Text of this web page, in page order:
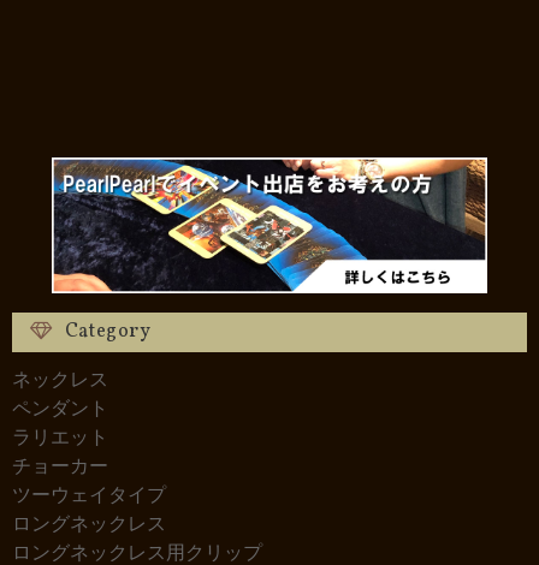
Category
ネックレス
ペンダント
ラリエット
チョーカー
ツーウェイタイプ
ロングネックレス
ロングネックレス用クリップ